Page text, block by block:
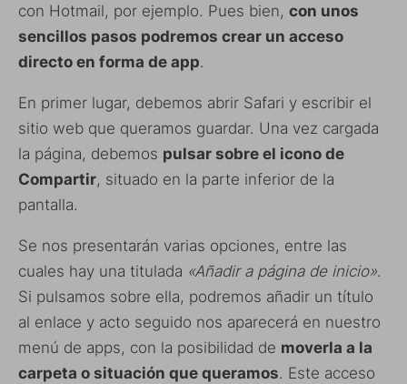
con Hotmail, por ejemplo. Pues bien, con unos
sencillos pasos podremos crear un acceso
directo en forma de app.
En primer lugar, debemos abrir Safari y escribir el
sitio web que queramos guardar. Una vez cargada
la página, debemos pulsar sobre el icono de
Compartir, situado en la parte inferior de la
pantalla.
Se nos presentarán varias opciones, entre las
cuales hay una titulada «Añadir a página de inicio».
Si pulsamos sobre ella, podremos añadir un título
al enlace y acto seguido nos aparecerá en nuestro
menú de apps, con la posibilidad de moverla a la
carpeta o situación que queramos. Este acceso